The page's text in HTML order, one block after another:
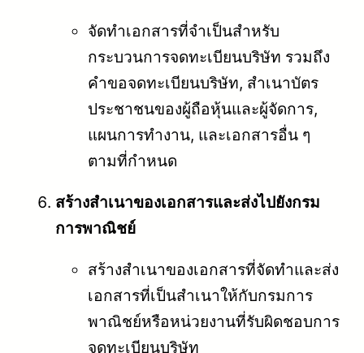
จัดทำเอกสารที่จำเป็นสำหรับ
กระบวนการจดทะเบียนบริษัท รวมถึง
คำขอจดทะเบียนบริษัท, สำเนาบัตร
ประชาชนของผู้ถือหุ้นและผู้จัดการ,
แผนการทำงาน, และเอกสารอื่น ๆ
ตามที่กำหนด
สร้างสำเนาของเอกสารและส่งไปยังกรม
การพาณิชย์
สร้างสำเนาของเอกสารที่จัดทำและส่ง
เอกสารที่เป็นสำเนาให้กับกรมการ
พาณิชย์หรือหน่วยงานที่รับผิดชอบการ
จดทะเบียนบริษัท